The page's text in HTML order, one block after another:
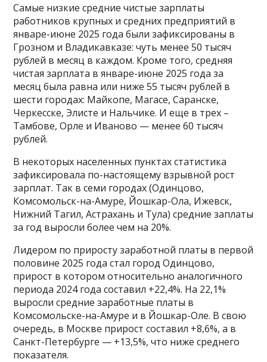
Самые низкие средние чистые зарплаты
работников крупных и средних предприятий в
январе-июне 2025 года были зафиксированы в
Грозном и Владикавказе: чуть менее 50 тысяч
рублей в месяц в каждом. Кроме того, средняя
чистая зарплата в январе-июне 2025 года за
месяц была равна или ниже 55 тысяч рублей в
шести городах: Майкопе, Магасе, Саранске,
Черкесске, Элисте и Нальчике. И еще в трех –
Тамбове, Орле и Иваново — менее 60 тысяч
рублей.
В некоторых населенных пунктах статистика
зафиксировала по-настоящему взрывной рост
зарплат. Так в семи городах (Одинцово,
Комсомольск-на-Амуре, Йошкар-Ола, Ижевск,
Нижний Тагил, Астрахань и Тула) средние заплаты
за год выросли более чем на 20%.
Лидером по приросту заработной платы в первой
половине 2025 года стал город Одинцово,
прирост в котором относительно аналогичного
периода 2024 года составил +22,4%. На 22,1%
выросли средние заработные платы в
Комсомольске-на-Амуре и в Йошкар-Оле. В свою
очередь, в Москве прирост составил +8,6%, а в
Санкт-Петербурге — +13,5%, что ниже среднего
показателя.